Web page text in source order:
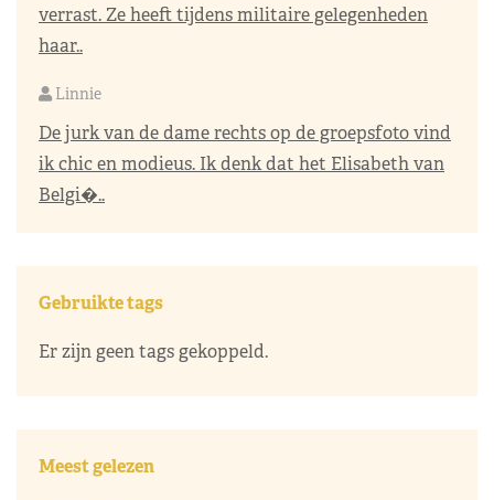
verrast. Ze heeft tijdens militaire gelegenheden
haar..
Linnie
De jurk van de dame rechts op de groepsfoto vind
ik chic en modieus. Ik denk dat het Elisabeth van
Belgi�..
Gebruikte tags
Er zijn geen tags gekoppeld.
Meest gelezen